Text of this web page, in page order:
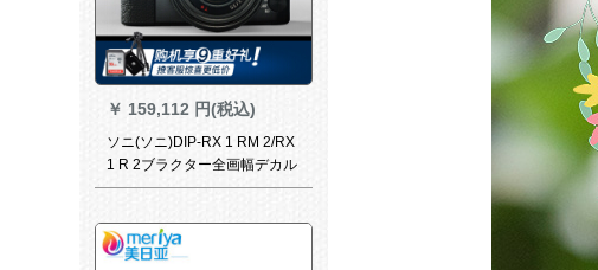
￥ 159,112 円(税込)
ソニ(ソニ)DIP-RX 1 RM 2/RX
1 R 2ブラクター全画幅デカル
カラ/カマラがセトになる